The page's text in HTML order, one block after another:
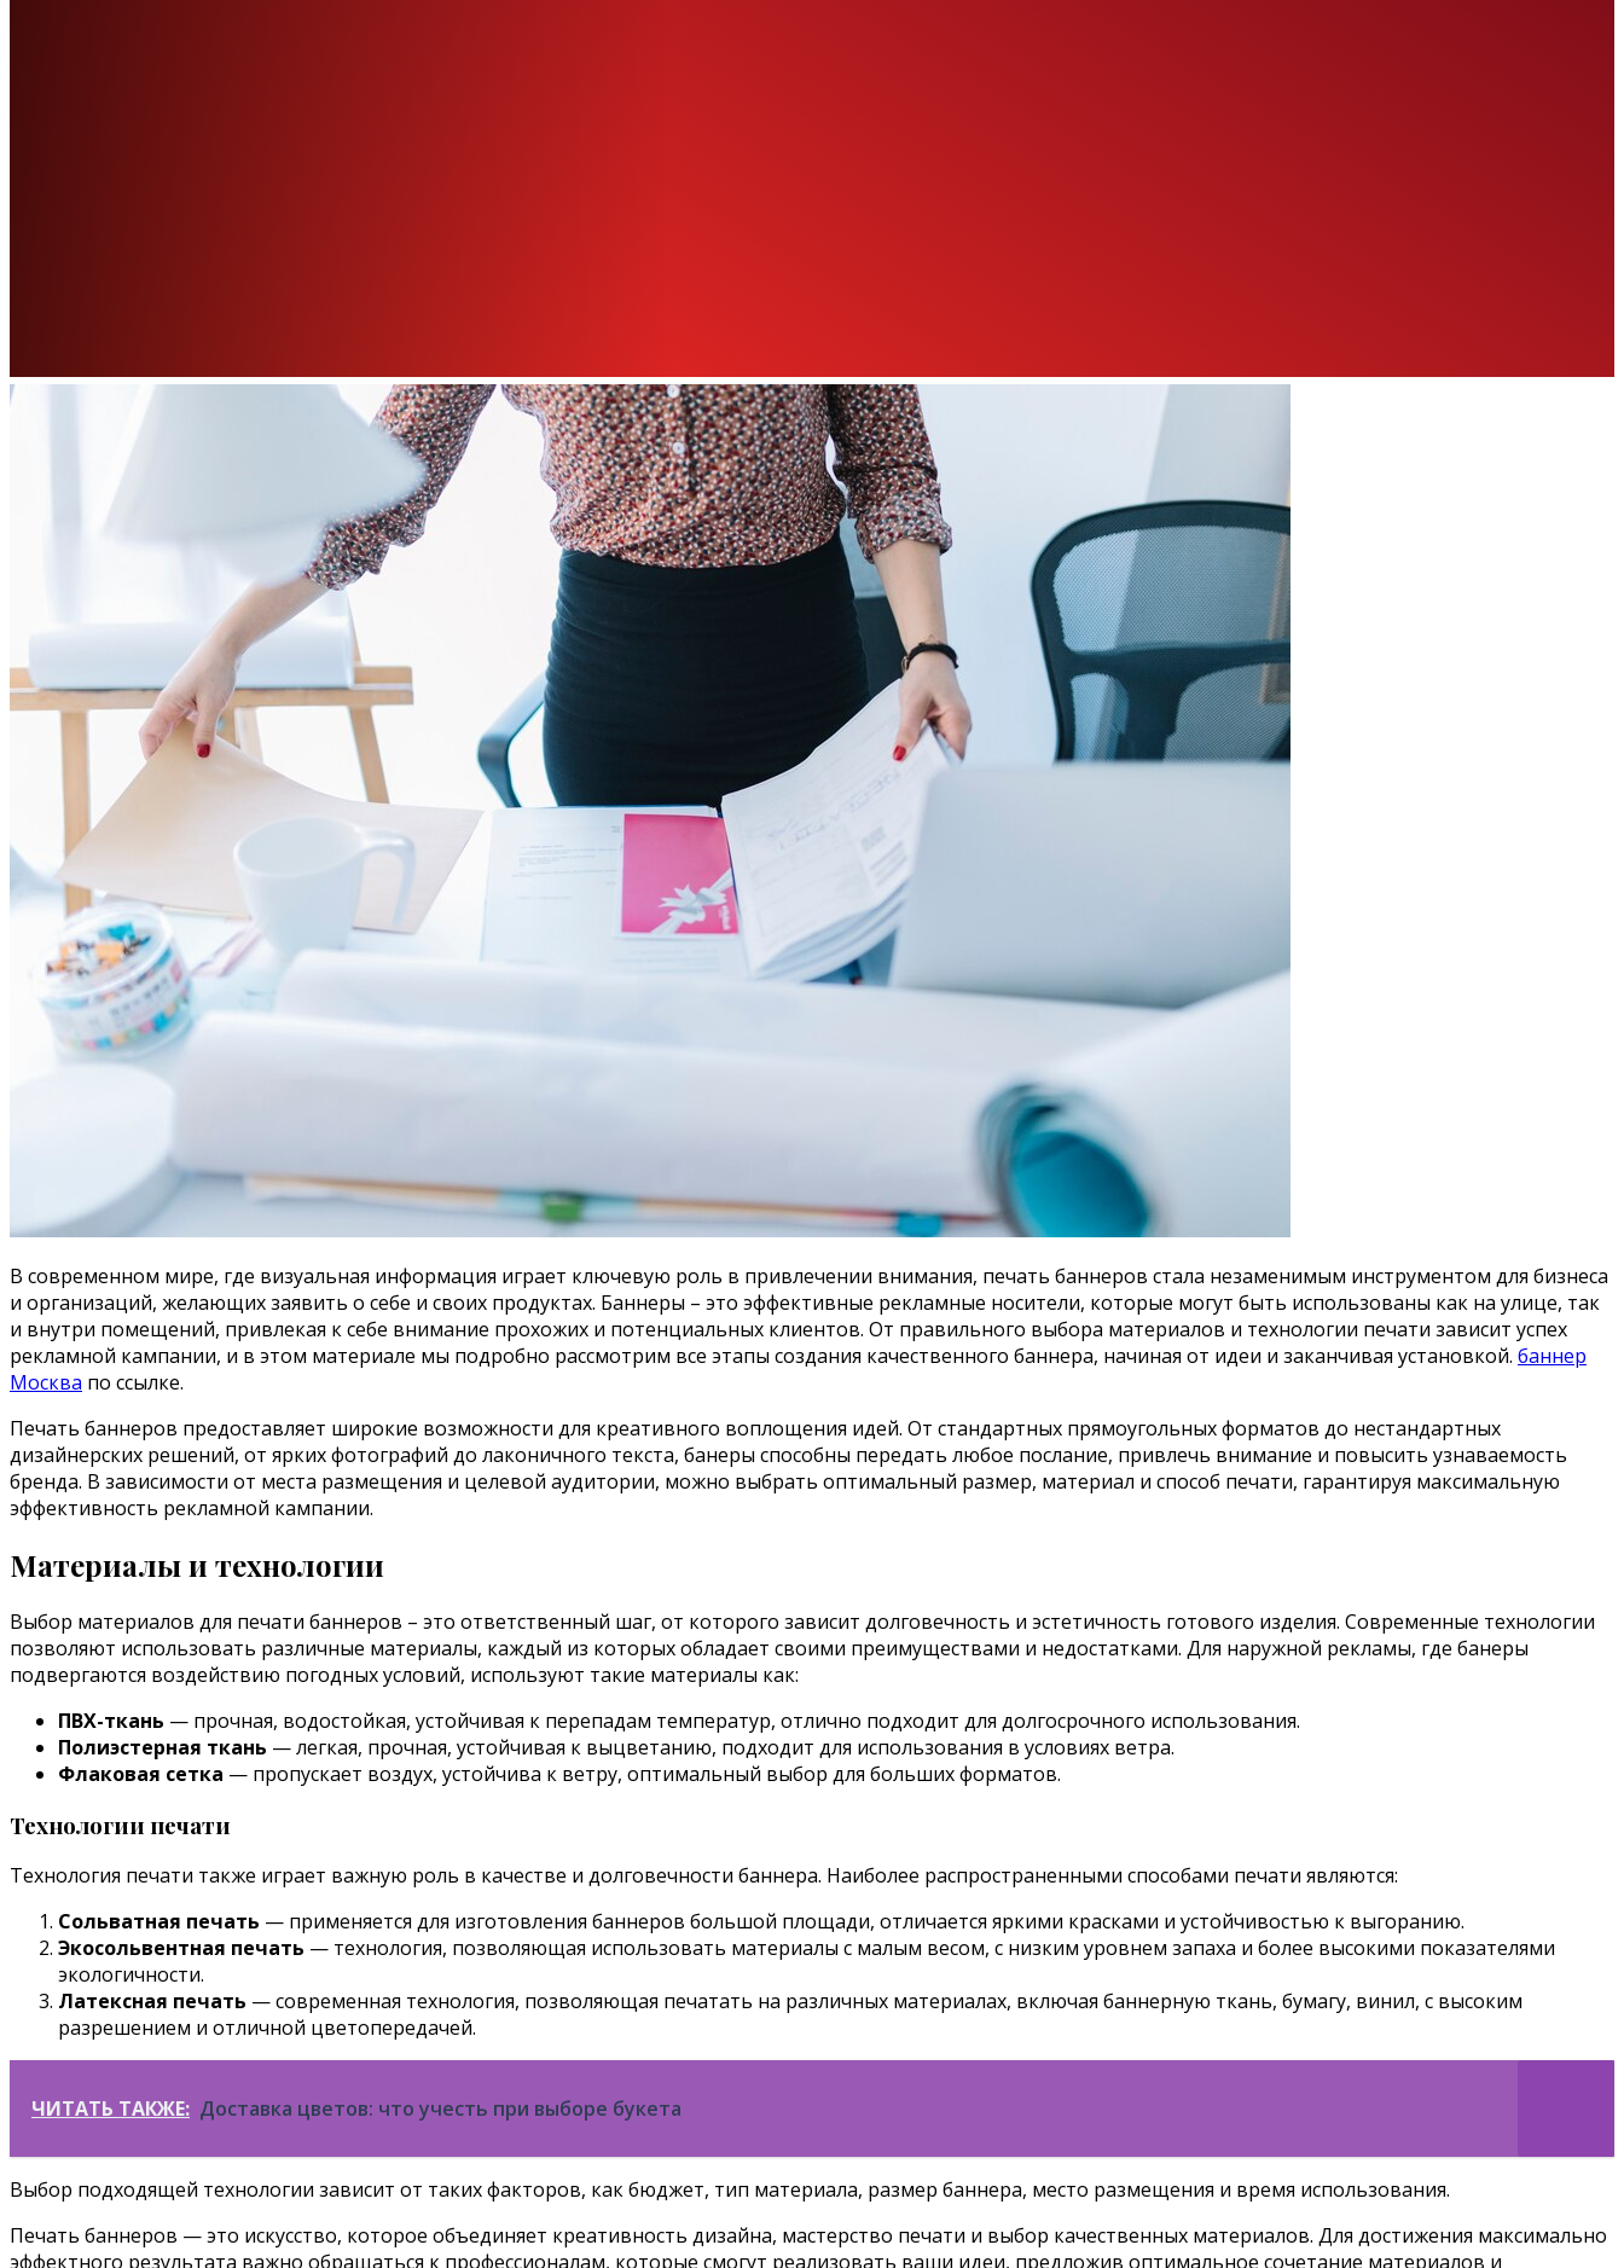
В современном мире, где визуальная информация играет ключевую роль в привлечении внимания, печать баннеров стала незаменимым инструментом для бизнеса
и организаций, желающих заявить о себе и своих продуктах. Баннеры – это эффективные рекламные носители, которые могут быть использованы как на улице, так
и внутри помещений, привлекая к себе внимание прохожих и потенциальных клиентов. От правильного выбора материалов и технологии печати зависит успех
рекламной кампании, и в этом материале мы подробно рассмотрим все этапы создания качественного баннера, начиная от идеи и заканчивая установкой. баннер
Москва по ссылке.
Печать баннеров предоставляет широкие возможности для креативного воплощения идей. От стандартных прямоугольных форматов до нестандартных
дизайнерских решений, от ярких фотографий до лаконичного текста, банеры способны передать любое послание, привлечь внимание и повысить узнаваемость
бренда. В зависимости от места размещения и целевой аудитории, можно выбрать оптимальный размер, материал и способ печати, гарантируя максимальную
эффективность рекламной кампании.
Материалы и технологии
Выбор материалов для печати баннеров – это ответственный шаг, от которого зависит долговечность и эстетичность готового изделия. Современные технологии
позволяют использовать различные материалы, каждый из которых обладает своими преимуществами и недостатками. Для наружной рекламы, где банеры
подвергаются воздействию погодных условий, используют такие материалы как:
ПВХ-ткань — прочная, водостойкая, устойчивая к перепадам температур, отлично подходит для долгосрочного использования.
Полиэстерная ткань — легкая, прочная, устойчивая к выцветанию, подходит для использования в условиях ветра.
Флаковая сетка — пропускает воздух, устойчива к ветру, оптимальный выбор для больших форматов.
Технологии печати
Технология печати также играет важную роль в качестве и долговечности баннера. Наиболее распространенными способами печати являются:
Сольватная печать — применяется для изготовления баннеров большой площади, отличается яркими красками и устойчивостью к выгоранию.
Экосольвентная печать — технология, позволяющая использовать материалы с малым весом, с низким уровнем запаха и более высокими показателями
экологичности.
Латексная печать — современная технология, позволяющая печатать на различных материалах, включая баннерную ткань, бумагу, винил, с высоким
разрешением и отличной цветопередачей.
ЧИТАТЬ ТАКЖЕ: Доставка цветов: что учесть при выборе букета
Выбор подходящей технологии зависит от таких факторов, как бюджет, тип материала, размер баннера, место размещения и время использования.
Печать баннеров — это искусство, которое объединяет креативность дизайна, мастерство печати и выбор качественных материалов. Для достижения максимально
эффектного результата важно обращаться к профессионалам, которые смогут реализовать ваши идеи, предложив оптимальное сочетание материалов и